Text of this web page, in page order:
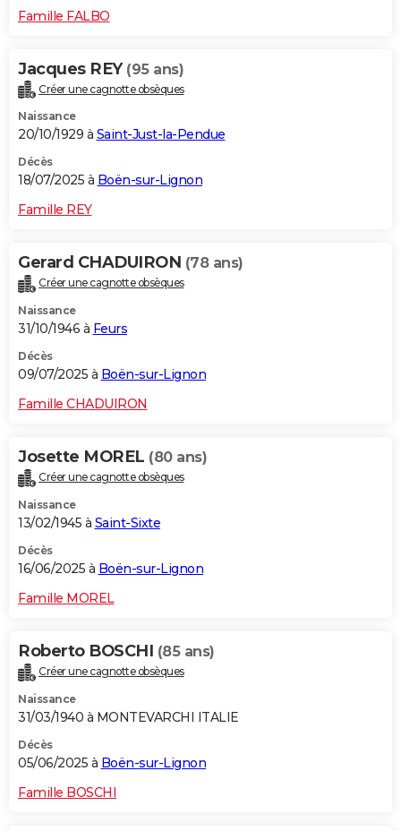
Famille FALBO
Jacques REY (95 ans)
Créer une cagnotte obsèques
Naissance
20/10/1929 à Saint-Just-la-Pendue
Décès
18/07/2025 à Boën-sur-Lignon
Famille REY
Gerard CHADUIRON (78 ans)
Créer une cagnotte obsèques
Naissance
31/10/1946 à Feurs
Décès
09/07/2025 à Boën-sur-Lignon
Famille CHADUIRON
Josette MOREL (80 ans)
Créer une cagnotte obsèques
Naissance
13/02/1945 à Saint-Sixte
Décès
16/06/2025 à Boën-sur-Lignon
Famille MOREL
Roberto BOSCHI (85 ans)
Créer une cagnotte obsèques
Naissance
31/03/1940 à MONTEVARCHI ITALIE
Décès
05/06/2025 à Boën-sur-Lignon
Famille BOSCHI